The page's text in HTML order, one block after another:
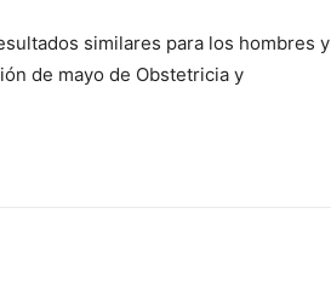
similares para los hombres y
de mayo de Obstetricia y